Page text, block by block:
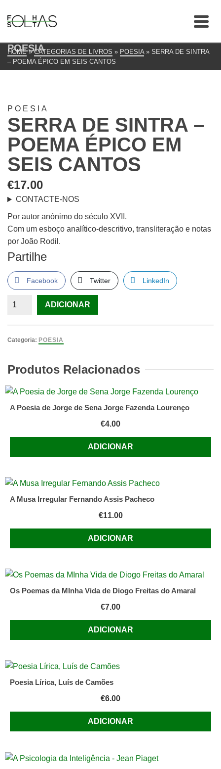
POESIA
HOME » CATEGORIAS DE LIVROS » POESIA » SERRA DE SINTRA
– POEMA ÉPICO EM SEIS CANTOS
POESIA
SERRA DE SINTRA –
POEMA ÉPICO EM
SEIS CANTOS
€17.00
CONTACTE-NOS
Por autor anónimo do século XVII.
Com um esboço analítico-descritivo, transliteração e notas
por João Rodil.
Partilhe
Facebook Twitter LinkedIn
Quantidade
de
Poema
épico
seis
ADICIONAR
Categoria: POESIA
Produtos Relacionados
A Poesia de Jorge de Sena Jorge Fazenda Lourenço
€4.00
ADICIONAR
A Musa Irregular Fernando Assis Pacheco
€11.00
ADICIONAR
Os Poemas da MInha Vida de Diogo Freitas do Amaral
€7.00
ADICIONAR
Poesia Lírica, Luís de Camões
€6.00
ADICIONAR